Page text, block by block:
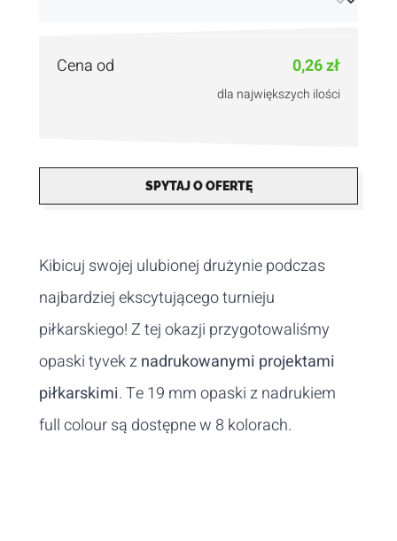
Cena od 0,26 zł
dla największych ilości
SPYTAJ O OFERTĘ
Kibicuj swojej ulubionej drużynie podczas
najbardziej ekscytującego turnieju
piłkarskiego! Z tej okazji przygotowaliśmy
opaski tyvek znadrukowanymi projektami
piłkarskimi. Te 19 mm opaski z nadrukiem
full colour są dostępne w 8 kolorach.